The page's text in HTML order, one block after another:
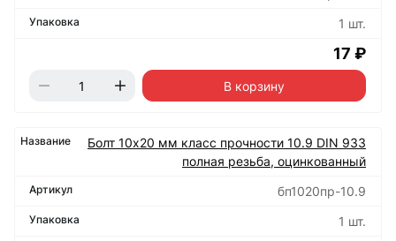
1 шт.
17 ₽
В корзину
Болт 10х20 мм класс прочности 10.9 DIN 933
полная резьба, оцинкованный
бп1020пр-10.9
1 шт.